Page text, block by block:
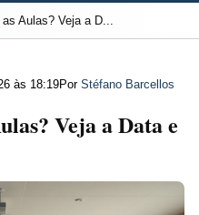
Aulas? Veja a D...
às 18:19Por Stéfano Barcellos
Veja a Data e